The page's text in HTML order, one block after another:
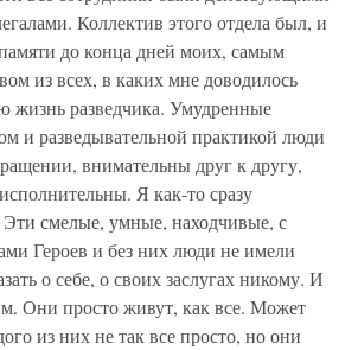
Коллектив этого отдела был, и
до конца дней моих, самым
из всех, в каких мне доводилось
жизнь разведчика. Умудренные
и разведывательной практикой люди
внимательны друг к другу,
Я как-то сразу
смелые, умные, находчивые, с
Героев и без них люди не имели
о себе, о своих заслугах никому. И
Они просто живут, как все. Может
из них не так все просто, но они